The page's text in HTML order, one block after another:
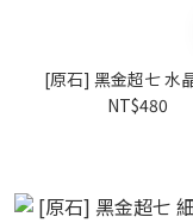
[原石] 黑金超七 水
NT$480